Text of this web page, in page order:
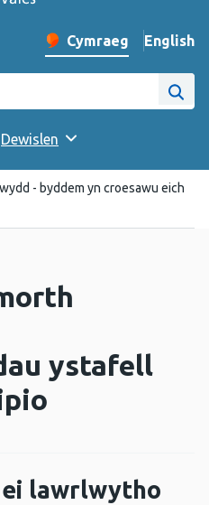
Newid iaith y wefan
Cymraeg English
–
Cymru
Dewislen
- byddem yn croesawu eich
ystafell
lawrlwytho